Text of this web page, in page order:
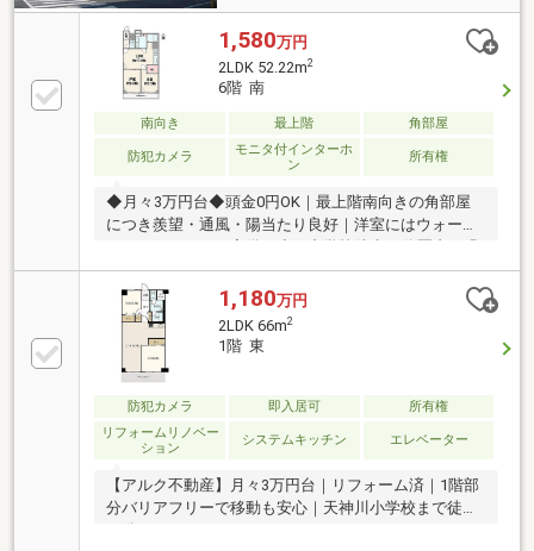
1,580万円
2LDK 52.22m2
6階 南
南向き 最上階 角部屋
防犯カメラ
モニタ付インターホ
ン
所有権
◆月々3万円台◆頭金0円OK｜最上階南向きの角部屋
につき羨望・通風・陽当たり良好｜洋室にはウォーク
インクローゼット完備｜小・中学校徒歩10分圏内｜緑
豊かな住宅地｜周辺生活施設充実
1,180万円
2LDK 66m2
1階 東
防犯カメラ 即入居可
所有権
リフォームリノベー
ション
システムキッチン エレベーター
【アルク不動産】月々3万円台｜リフォーム済｜1階部
分バリアフリーで移動も安心｜天神川小学校まで徒歩
10分